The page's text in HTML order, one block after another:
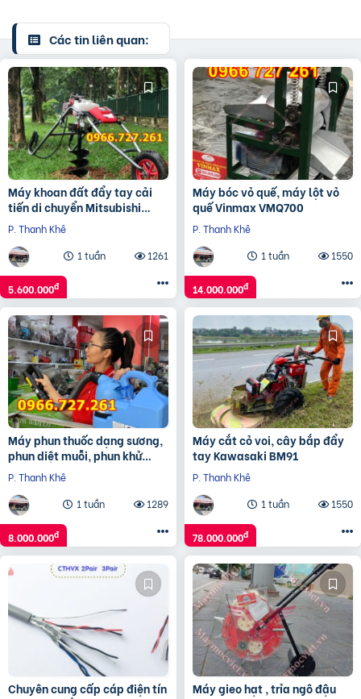
Các tin liên quan:
Máy khoan đất đẩy tay cải
tiến di chuyển Mitsubishi
TB43
P. Thanh Khê
1 tuần
1261
5.600.000đ
Máy bóc vỏ quế, máy lột vỏ
quế Vinmax VMQ700
P. Thanh Khê
1 tuần
1550
14.000.000đ
Máy phun thuốc dạng sương,
phun diệt muỗi, phun khử
trùng ULV Germi 7L
P. Thanh Khê
1 tuần
1289
8.000.000đ
Máy cắt cỏ voi, cây bắp đẩy
tay Kawasaki BM91
P. Thanh Khê
1 tuần
1550
78.000.000đ
Chuyên cung cấp cáp điện tín
Máy gieo hạt , trỉa ngô đậu